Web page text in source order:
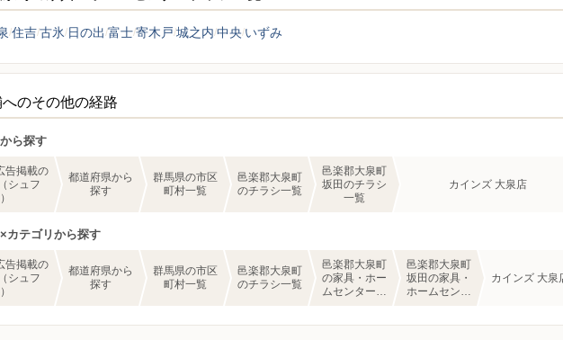
住吉古氷 日の出 富士寄木戸 城之内 中央 いずみ
へのその他の経路
ら探す
告掲載の
シュフ
都道府県から
探す
群馬県の市区
町村一覧
邑楽郡大泉町
のチラシ一覧
邑楽郡大泉町
坂田のチラシ
一覧
カインズ 大泉店
カテゴリから探す
告掲載の
シュフ
都道府県から
探す
群馬県の市区
町村一覧
邑楽郡大泉町
のチラシ一覧
邑楽郡大泉町
の家具・ホー
ムセンターの
邑楽郡大泉町
坂田の家具・
ホームセンタ
カインズ 大泉